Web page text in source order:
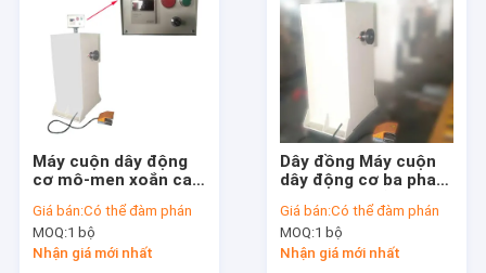
Máy cuộn dây động
cơ mô-men xoắn cao
Giá bán:Có thể đàm phán
MOQ:1 bộ
Nhận giá mới nhất
Dây đồng Máy cuộn
dây động cơ ba pha
Giá bán:Có thể đàm phán
MOQ:1 bộ
Nhận giá mới nhất